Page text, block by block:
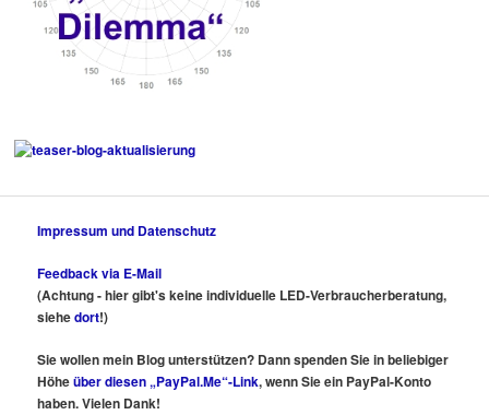
Impressum und Datenschutz
Feedback via E-Mail
(Achtung - hier gibt's keine individuelle LED-Verbraucherberatung,
siehedort!)
Sie wollen mein Blog unterstützen? Dann spenden Sie in beliebiger
Höheüber diesen „PayPal.Me“-Link, wenn Sie ein PayPal-Konto
haben. Vielen Dank!